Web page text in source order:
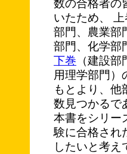
数の合格者の
いたため、 上
部門、農業部
部門、化学部
下巻 （建設
用理学部門）
もとより、他
数見つかるで
本書をシリー
験に合格され
したいと考